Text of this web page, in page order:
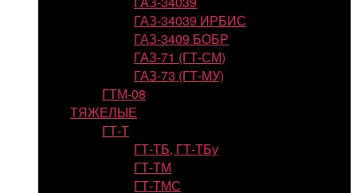
ГАЗ-34039 ИРБИС
ГАЗ-3409 БОБР
ГАЗ-71 (ГТ-СМ)
ГАЗ-73 (ГТ-МУ)
ГТМ-08
ТЯЖЕЛЫЕ
ГТ-Т
ГТ-ТБ, ГТ-ТБу
ГТ-ТМ
ГТ-ТМС